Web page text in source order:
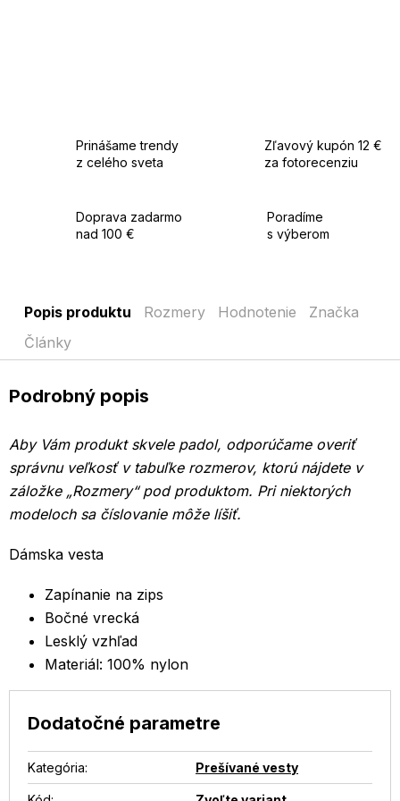
Prinášame trendy
z celého sveta
Zľavový kupón 12 €
za fotorecenziu
Doprava zadarmo
nad 100 €
Poradíme
s výberom
Popis produktu Rozmery Hodnotenie
Značka
Články
Podrobný popis
Aby Vám produkt skvele padol, odporúčame overiť
správnu veľkosť v tabuľke rozmerov, ktorú nájdete v
záložke „Rozmery“ pod produktom. Pri niektorých
modeloch sa číslovanie môže líšiť.
Dámska vesta
Zapínanie na zips
Bočné vrecká
Lesklý vzhľad
Materiál: 100% nylon
Dodatočné parametre
Kategória: Prešívané vesty